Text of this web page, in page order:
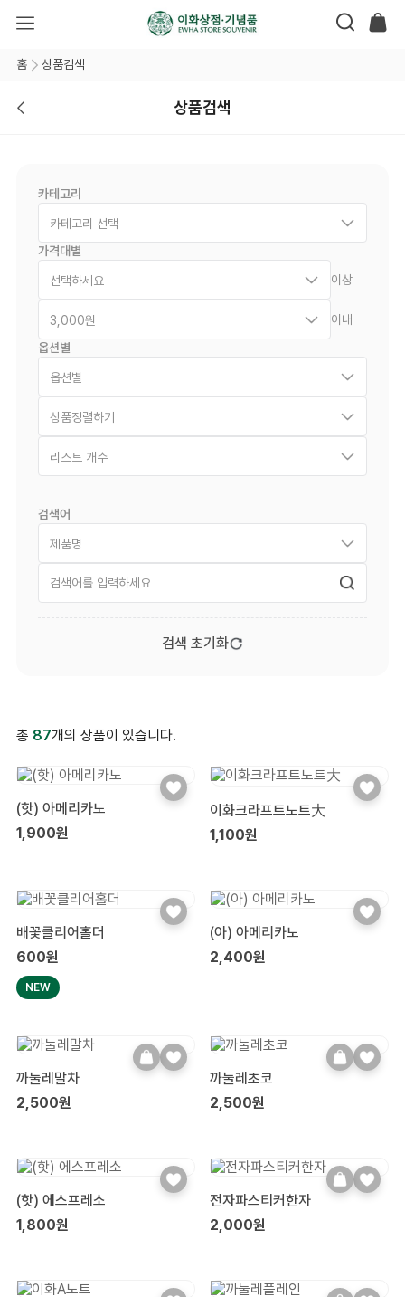
홈 상품검색
상품검색
카테고리
카테고리 선택
가격대별
선택하세요 이상
3,000원
이내
옵션별
옵션별
상품정렬하기
리스트 개수
검색어
제품명
검색 초기화
총 87개의 상품이 있습니다.
(핫) 아메리카노
1,900원
이화크라프트노트大
1,100원
배꽃클리어홀더
600원
NEW
(아) 아메리카노
2,400원
까눌레말차
2,500원
까눌레초코
2,500원
(핫) 에스프레소
1,800원
전자파스티커한자
2,000원